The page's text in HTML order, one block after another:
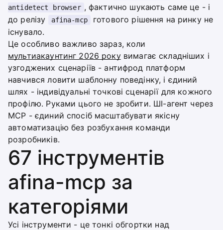
antidetect browser , фактично шукають саме це - і
до релізу
afina-mcp
готового рішення на ринку не
існувало.
Це особливо важливо зараз, коли
мультиакаунтинг 2026 рокувимагає складніших і
узгоджених сценаріїв - антифрод платформ
навчився ловити шаблонну поведінку, і єдиний
шлях - індивідуальні точкові сценарії для кожного
профілю. Руками цього не зробити. ШІ-агент через
MCP - єдиний спосіб масштабувати якісну
автоматизацію без розбухання команди
розробників.
67 інструментів
afina-mcp за
категоріями
Усі інструменти - це тонкі обгортки над